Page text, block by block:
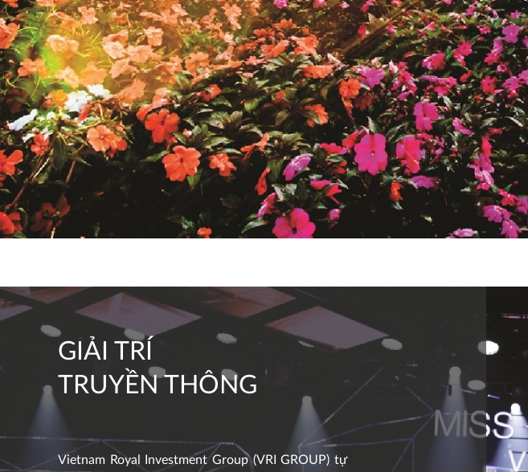
GIẢI TRÍ
TRUYỀN THÔNG
Vietnam Royal Investment Group (VRI GROUP) tự